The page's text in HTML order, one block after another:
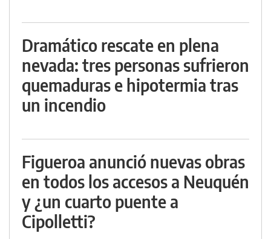
Dramático rescate en plena
nevada: tres personas sufrieron
quemaduras e hipotermia tras
un incendio
Figueroa anunció nuevas obras
en todos los accesos a Neuquén
y ¿un cuarto puente a
Cipolletti?